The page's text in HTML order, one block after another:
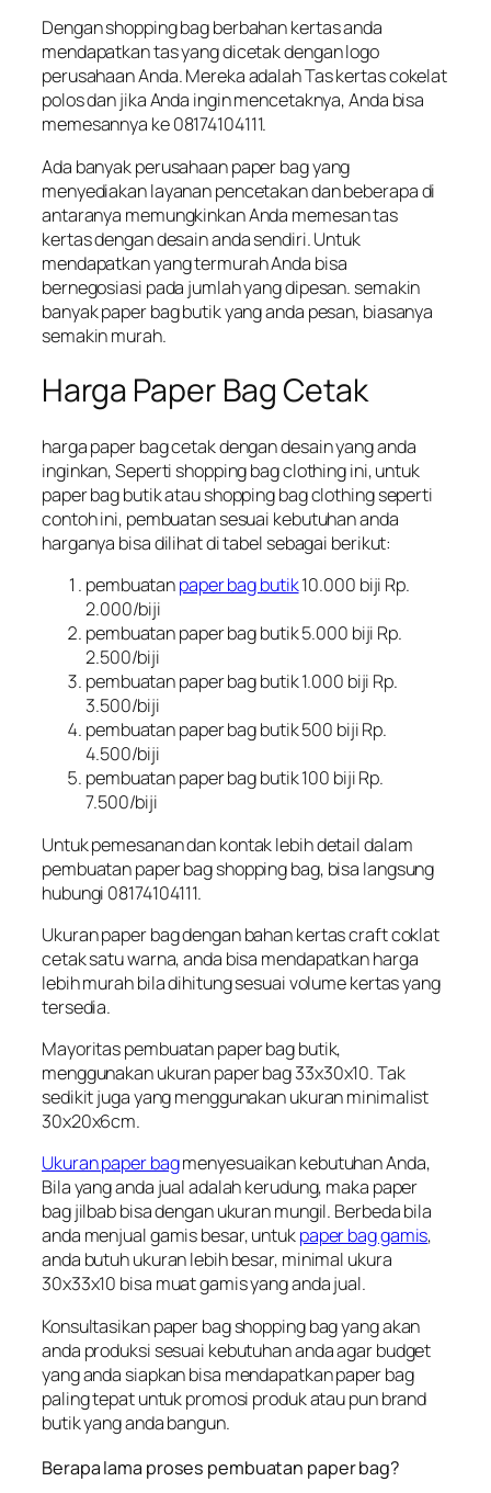
Dengan shopping bag berbahan kertas anda
mendapatkan tas yang dicetak dengan logo
perusahaan Anda. Mereka adalah Tas kertas cokelat
polos dan jika Anda ingin mencetaknya, Anda bisa
memesannya ke 08174104111.
Ada banyak perusahaan paper bag yang
menyediakan layanan pencetakan dan beberapa di
antaranya memungkinkan Anda memesan tas
kertas dengan desain anda sendiri. Untuk
mendapatkan yang termurah Anda bisa
bernegosiasi pada jumlah yang dipesan. semakin
banyak paper bag butik yang anda pesan, biasanya
semakin murah.
Harga Paper Bag Cetak
harga paper bag cetak dengan desain yang anda
inginkan, Seperti shopping bag clothing ini, untuk
paper bag butik atau shopping bag clothing seperti
contoh ini, pembuatan sesuai kebutuhan anda
harganya bisa dilihat di tabel sebagai berikut:
pembuatanpaper bag butik10.000 biji Rp.
2.000/biji
pembuatan paper bag butik 5.000 biji Rp.
2.500/biji
pembuatan paper bag butik 1.000 biji Rp.
3.500/biji
pembuatan paper bag butik 500 biji Rp.
4.500/biji
pembuatan paper bag butik 100 biji Rp.
7.500/biji
Untuk pemesanan dan kontak lebih detail dalam
pembuatan paper bag shopping bag, bisa langsung
hubungi 08174104111.
Ukuran paper bag dengan bahan kertas craft coklat
cetak satu warna, anda bisa mendapatkan harga
lebih murah bila dihitung sesuai volume kertas yang
tersedia.
Mayoritas pembuatan paper bag butik,
menggunakan ukuran paper bag 33x30x10. Tak
sedikit juga yang menggunakan ukuran minimalist
30x20x6cm.
Ukuran paper bagmenyesuaikan kebutuhan Anda,
Bila yang anda jual adalah kerudung, maka paper
bag jilbab bisa dengan ukuran mungil. Berbeda bila
anda menjual gamis besar, untukpaper bag gamis,
anda butuh ukuran lebih besar, minimal ukura
30x33x10 bisa muat gamis yang anda jual.
Konsultasikan paper bag shopping bag yang akan
anda produksi sesuai kebutuhan anda agar budget
yang anda siapkan bisa mendapatkan paper bag
paling tepat untuk promosi produk atau pun brand
butik yang anda bangun.
Berapa lama proses pembuatan paper bag?